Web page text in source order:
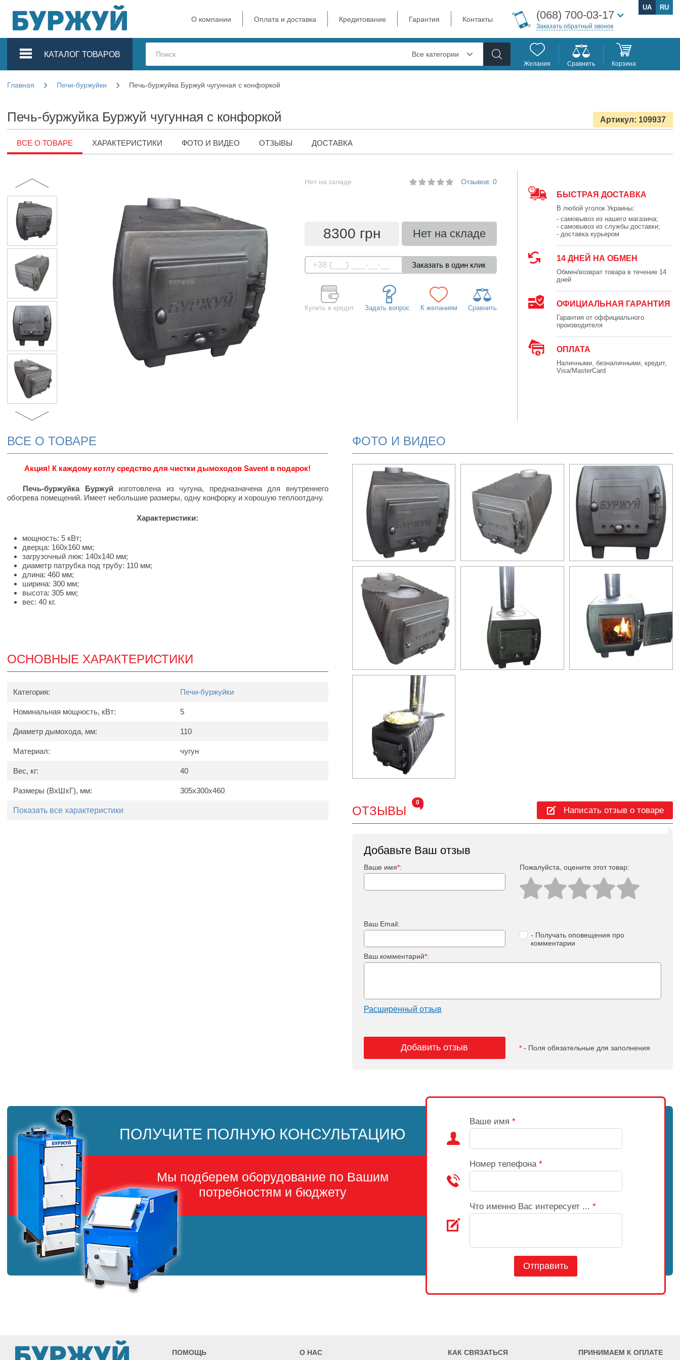
О компании Оплата и доставка Кредитование Гарантия Контакты (068) 700-03-17
Заказать обратный звонок
UA RU
КАТАЛОГ ТОВАРОВ Все категории
Желания Сравнить Корзина
Главная Печи-буржуйки Печь-буржуйка Буржуй чугунная с конфоркой
Печь-буржуйка Буржуй чугунная с конфоркой Артикул: 109937
ВСЕ О ТОВАРЕ ХАРАКТЕРИСТИКИ ФОТО И ВИДЕО ОТЗЫВЫ ДОСТАВКА
Нет на складе Отзывов: 0
8300 грн Нет на складе
Купить в кредит Задать вопрос К желаниям Сравнить
БЫСТРАЯ ДОСТАВКА
В любой уголок Украины:
- самовывоз из нашего магазина;
- самовывоз из службы доставки;
- доставка курьером
14 ДНЕЙ НА ОБМЕН
Обмен/возврат товара в течение 14
дней
ОФИЦИАЛЬНАЯ ГАРАНТИЯ
Гарантия от оффициального
производителя
ОПЛАТА
Наличными, безналичными, кредит,
Visa/MasterCard
ВСЕ О ТОВАРЕ
Акция! К каждому котлу средство для чистки дымоходов Savent в подарок!
Печь-буржуйка Буржуйизготовлена из чугуна, предназначена для внутреннего
обогрева помещений. Имеет небольшие размеры, одну конфорку и хорошую теплоотдачу.
Характеристики:
мощность: 5 кВт;
дверца: 160х160 мм;
загрузочный люк: 140х140 мм;
диаметр патрубка под трубу: 110 мм;
длина: 460 мм;
ширина: 300 мм;
высота: 305 мм;
вес: 40 кг.
ОСНОВНЫЕ ХАРАКТЕРИСТИКИ
Категория: Печи-буржуйки
Номинальная мощность, кВт: 5
Диаметр дымохода, мм: 110
Материал: чугун
Вес, кг: 40
Размеры (ВхШхГ), мм: 305х300х460
Показать все характеристики
ФОТО И ВИДЕО
ОТЗЫВЫ
0
Написать отзыв о товаре
Добавьте Ваш отзыв
Ваше имя*: Пожалуйста, оцeните этот товар:
Ваш Email:
- Получать оповещения про
комментарии
Ваш комментарий*:
Расширенный отзыв
Добавить отзыв *- Поля обязательные для заполнения
ПОЛУЧИТЕ ПОЛНУЮ КОНСУЛЬТАЦИЮ
Мы подберем оборудование по Вашим
потребностям и бюджету
Ваше имя *
Номер телефона *
Что именно Вас интересует ... *
Отправить
ПОМОЩЬ О НАС КАК СВЯЗАТЬСЯ ПРИНИМАЕМ К ОПЛАТЕ